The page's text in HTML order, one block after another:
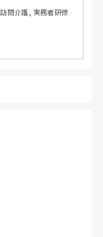
ー！って喜ん
い気持ちはあり
介護です！
問介護, 実務者研修
んなはどのくら